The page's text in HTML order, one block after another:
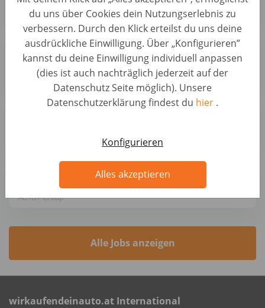
du uns über Cookies dein Nutzungserlebnis zu
verbessern. Durch den Klick erteilst du uns deine
ausdrückliche Einwilligung. Über „Konfigurieren”
kannst du deine Einwilligung individuell anpassen
(dies ist auch nachträglich jederzeit auf der
Datenschutz Seite möglich). Unsere
Datenschutzerklärung findest du hier .
Konfigurieren
Alles akzeptieren
AUTO1 Group
SVP Marketing (f/m/x)
Business Development & Strategic Roles • Germany, Berlin
AUTO1 Group
Sales Project Manager (f/m/x)
Operations Manager - Produktion (m/w/d)
Business Development & Strategic Roles • Germany, Berlin
AUTO1 Group
Alle Jobs anzeigen
wirkaufendeinauto.at International